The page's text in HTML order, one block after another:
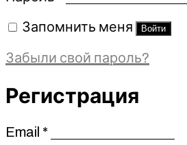
Запомнить меня Войти
Забыли свой пароль?
Регистрация
Email *Обязательно